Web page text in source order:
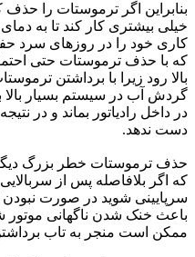
بنابراین اگر ترموستات را
خیلی بیشتری کار کند تا به
کاری خود را در روزهای سرد
که با حذف ترموستات حتی
بالا رود زیرا با برداشتن
گردش آب در سیستم بسیار
در داخل رادیاتور بماند و در
دست ندهد.
حذف ترموستات خطر بزرگ
که اگر بلافاصله پس از
سرپایینی شوید در صورت
باعث خنک شدن ناگهانی موتور
ممکن است منجر به تاب